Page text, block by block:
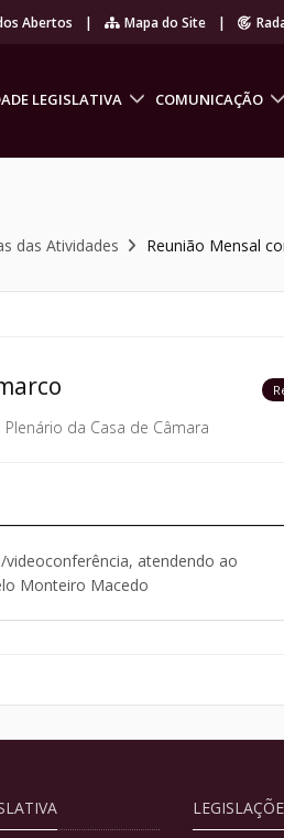
Abertos | Mapa do Site |
LEGISLATIVA COMUNICAÇÃO
das Atividades Reunião Mensal
Plenário da Casa de Câmara
atendendo ao
Monteiro Macedo